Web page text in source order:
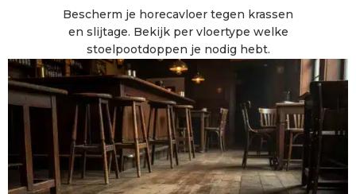
Bescherm je horecavloer tegen krassen
en slijtage. Bekijk per vloertype welke
stoelpootdoppen je nodig hebt.